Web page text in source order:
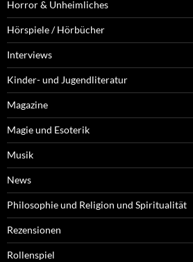
Horror & Unheimliches
Hörspiele / Hörbücher
Interviews
Kinder- und Jugendliteratur
Magazine
Magie und Esoterik
Musik
News
Philosophie und Religion und Spiritualität
Rezensionen
Rollenspiel